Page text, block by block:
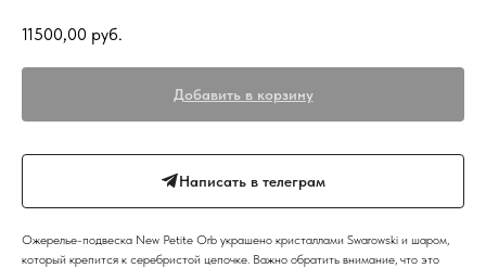
11500,00 руб.
Добавить в корзину
Написать в телеграм
Ожерелье-подвеска New Petite Orb украшено кристаллами Swarowski и шаром,
который крепится к серебристой цепочке. Важно обратить внимание, что это